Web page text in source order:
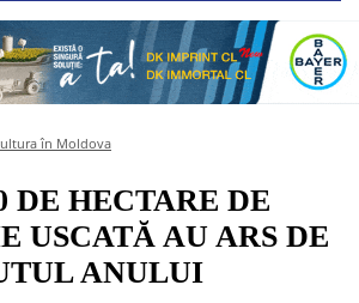
în Moldova
DE HECTARE DE
USCATĂ AU ARS DE
ANULUI